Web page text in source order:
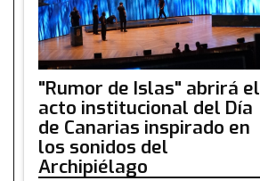
"Rumor de Islas" abrirá el
acto institucional del Día
de Canarias inspirado en
los sonidos del
Archipiélago